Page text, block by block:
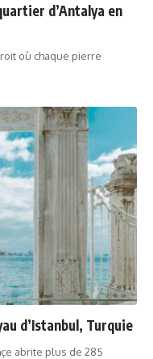
d’Antalya en
où chaque pierre
d’Istanbul, Turquie
abrite plus de 285